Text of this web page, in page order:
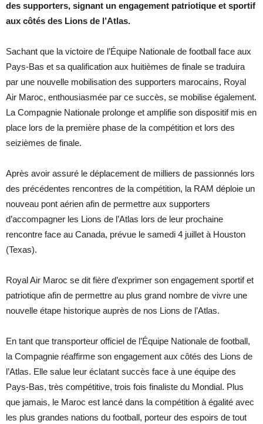
des supporters, signant un engagement patriotique et sportif
aux côtés des Lions de l’Atlas.
Sachant que la victoire de l’Équipe Nationale de football face aux
Pays-Bas et sa qualification aux huitièmes de finale se traduira
par une nouvelle mobilisation des supporters marocains, Royal
Air Maroc, enthousiasmée par ce succès, se mobilise également.
La Compagnie Nationale prolonge et amplifie son dispositif mis en
place lors de la première phase de la compétition et lors des
seizièmes de finale.
Après avoir assuré le déplacement de milliers de passionnés lors
des précédentes rencontres de la compétition, la RAM déploie un
nouveau pont aérien afin de permettre aux supporters
d’accompagner les Lions de l’Atlas lors de leur prochaine
rencontre face au Canada, prévue le samedi 4 juillet à Houston
(Texas).
Royal Air Maroc se dit fière d’exprimer son engagement sportif et
patriotique afin de permettre au plus grand nombre de vivre une
nouvelle étape historique auprès de nos Lions de l’Atlas.
En tant que transporteur officiel de l’Équipe Nationale de football,
la Compagnie réaffirme son engagement aux côtés des Lions de
l’Atlas. Elle salue leur éclatant succès face à une équipe des
Pays-Bas, très compétitive, trois fois finaliste du Mondial. Plus
que jamais, le Maroc est lancé dans la compétition à égalité avec
les plus grandes nations du football, porteur des espoirs de tout